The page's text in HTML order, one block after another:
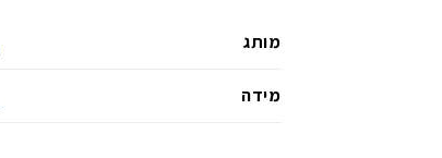
מותג
מידה